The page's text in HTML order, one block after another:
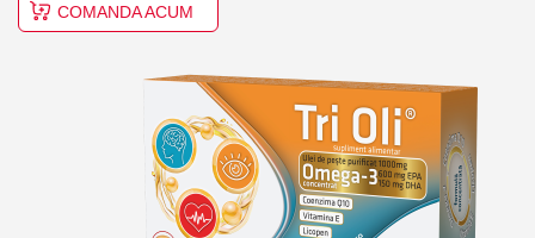
COMANDA ACUM